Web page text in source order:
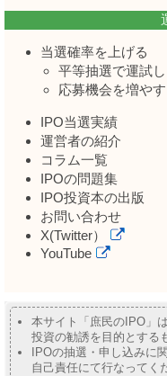
当選確率を上げる
平等抽選で運試し
応募機会を増やす
IPO当選実績
運営者の紹介
コラム一覧
IPOの問題集
IPO投資本の出版
お問い合わせ
X(Twitter）
YouTube
本サイト「庶民のIPO」
投資の勧誘を目的とする
IPOの抽選・申し込みに
自己責任にて行なってく